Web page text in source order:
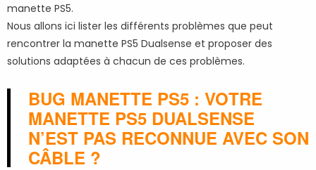
manette PS5.
Nous allons ici lister les différents problèmes que peut
rencontrer la manette PS5 Dualsense et proposer des
solutions adaptées à chacun de ces problèmes.
BUG MANETTE PS5 : VOTRE
MANETTE PS5 DUALSENSE
N’EST PAS RECONNUE AVEC SON
CÂBLE ?